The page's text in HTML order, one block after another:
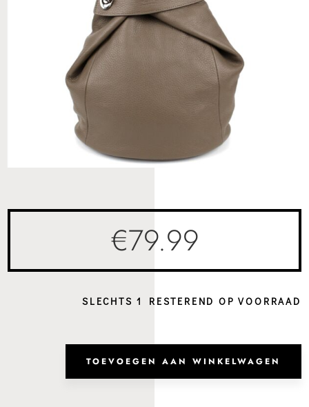
€79.99
SLECHTS 1 RESTEREND OP VOORRAAD
TOEVOEGEN AAN WINKELWAGEN